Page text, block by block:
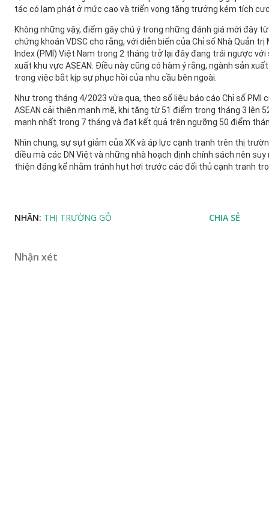
tác có lạm phát ở mức cao và triển vọng tăng trưởng kém tích
Không những vậy, điểm gây chú ý trong những đánh giá mới đây
chứng khoán VDSC cho rằng, với diễn biến của Chỉ số Nhà Quản
Index (PMI) Việt Nam trong 2 tháng trở lại đây đang trái ngược
xuất khu vực ASEAN. Điều này cũng có hàm ý rằng, ngành sản
trong việc bắt kịp sự phục hồi của nhu cầu bên ngoài.
Như trong tháng 4/2023 vừa qua, theo số liệu báo cáo Chỉ số PMI
ASEAN cải thiện mạnh mẽ, khi tăng từ 51 điểm trong tháng 3 lên
mạnh nhất trong 7 tháng và đạt kết quả trên ngưỡng 50 điểm
Nhìn chung, sự sụt giảm của XK và áp lực cạnh tranh trên thị
điều mà các DN Việt và những nhà hoạch định chính sách nên
thiện đáng kể nhằm tránh hụt hơi trước các đối thủ cạnh tranh
NHÃN: THỊ TRƯỜNG GỖ CHIA SẺ
Nhận xét